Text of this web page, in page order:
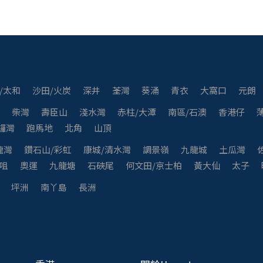
和 沙田/火炭 深井 荃灣 葵涌 青衣 大窩口
元朗
柴灣 壽臣山 淺水灣 赤柱/大潭 南區/石澳 香港仔
灣
跑馬地 北角
山頂
灣
鑽石山/彩虹 康城/清水灣 調景嶺 九龍城 土瓜灣
奧運 九龍塘 石硤尾 何文田/京士柏 黃大仙 太子
坪洲
南丫島 長洲